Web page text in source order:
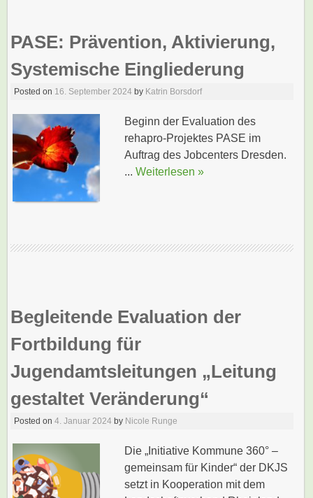
PASE: Prävention, Aktivierung,
Systemische Eingliederung
Posted on 16. September 2024 by Katrin Borsdorf
Beginn der Evaluation des
rehapro-Projektes PASE im
Auftrag des Jobcenters Dresden.
...Weiterlesen »
Begleitende Evaluation der
Fortbildung für
Jugendamtsleitungen „Leitung
gestaltet Veränderung“
Posted on4. Januar 2024 by Nicole Runge
Die „Initiative Kommune 360° –
gemeinsam für Kinder“ der DKJS
setzt in Kooperation mit dem